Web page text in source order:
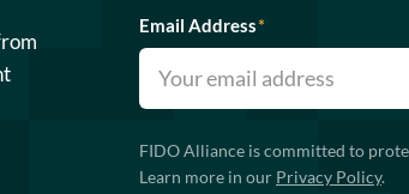
Email Address*
FIDO Alliance is committed to
Learn more in our Privacy Policy.